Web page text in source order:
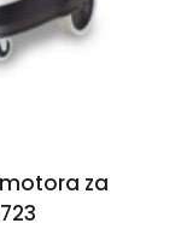
za